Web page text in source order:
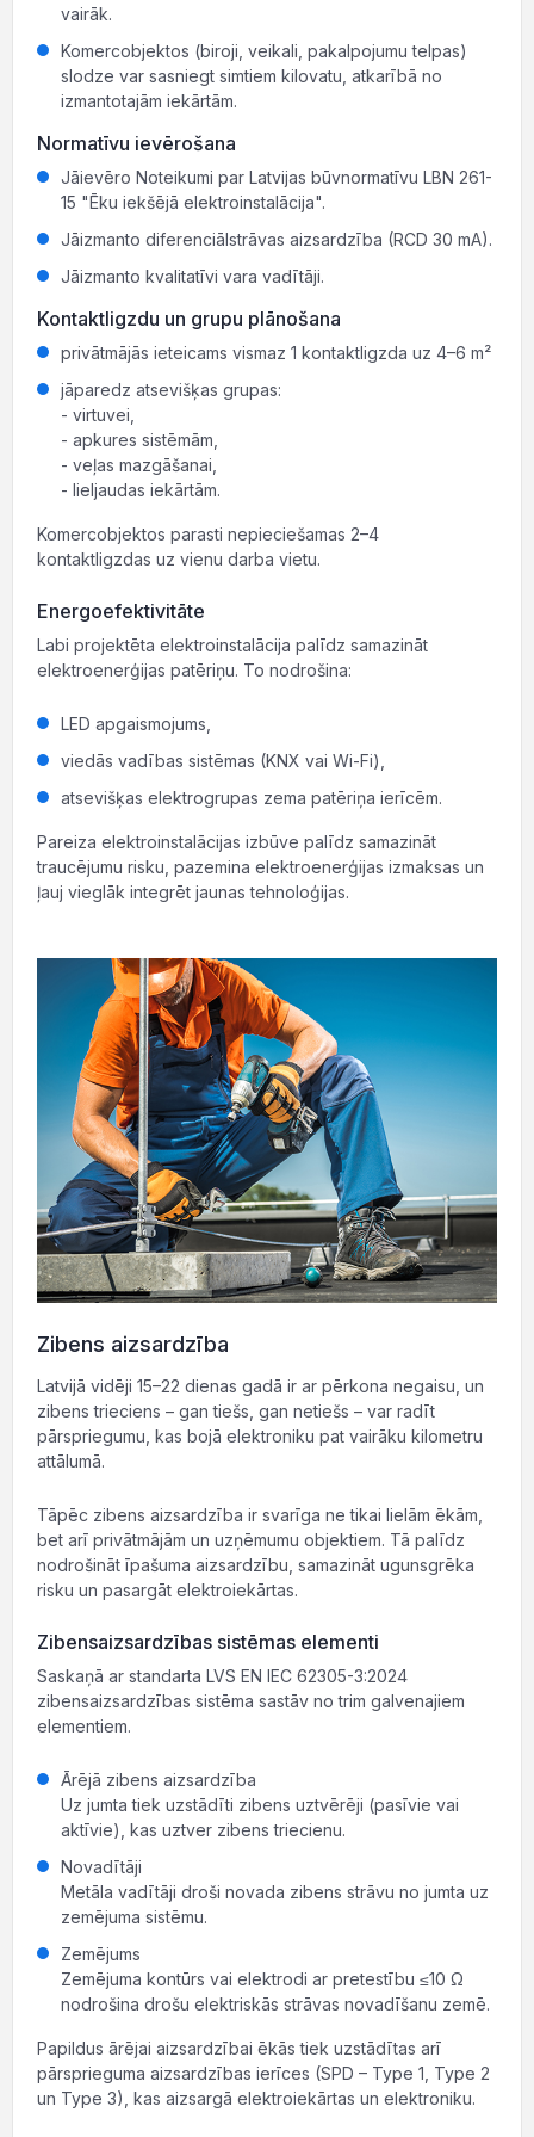
vairāk.
Komercobjektos (biroji, veikali, pakalpojumu telpas)
slodze var sasniegt simtiem kilovatu, atkarībā no
izmantotajām iekārtām.
Normatīvu ievērošana
Jāievēro Noteikumi par Latvijas būvnormatīvu LBN 261-
15 "Ēku iekšējā elektroinstalācija".
Jāizmanto diferenciālstrāvas aizsardzība (RCD 30 mA).
Jāizmanto kvalitatīvi vara vadītāji.
Kontaktligzdu un grupu plānošana
privātmājās ieteicams vismaz 1 kontaktligzda uz 4–6 m²
jāparedz atsevišķas grupas:
- virtuvei,
- apkures sistēmām,
- veļas mazgāšanai,
- lieljaudas iekārtām.
Komercobjektos parasti nepieciešamas 2–4
kontaktligzdas uz vienu darba vietu.
Energoefektivitāte
Labi projektēta elektroinstalācija palīdz samazināt
elektroenerģijas patēriņu. To nodrošina:
LED apgaismojums,
viedās vadības sistēmas (KNX vai Wi-Fi),
atsevišķas elektrogrupas zema patēriņa ierīcēm.
Pareiza elektroinstalācijas izbūve palīdz samazināt
traucējumu risku, pazemina elektroenerģijas izmaksas un
ļauj vieglāk integrēt jaunas tehnoloģijas.
Zibens aizsardzība
Latvijā vidēji 15–22 dienas gadā ir ar pērkona negaisu, un
zibens trieciens – gan tiešs, gan netiešs – var radīt
pārspriegumu, kas bojā elektroniku pat vairāku kilometru
attālumā.
Tāpēc zibens aizsardzība ir svarīga ne tikai lielām ēkām,
bet arī privātmājām un uzņēmumu objektiem. Tā palīdz
nodrošināt īpašuma aizsardzību, samazināt ugunsgrēka
risku un pasargāt elektroiekārtas.
Zibensaizsardzības sistēmas elementi
Saskaņā ar standarta LVS EN IEC 62305-3:2024
zibensaizsardzības sistēma sastāv no trim galvenajiem
elementiem.
Ārējā zibens aizsardzība
Uz jumta tiek uzstādīti zibens uztvērēji (pasīvie vai
aktīvie), kas uztver zibens triecienu.
Novadītāji
Metāla vadītāji droši novada zibens strāvu no jumta uz
zemējuma sistēmu.
Zemējums
Zemējuma kontūrs vai elektrodi ar pretestību ≤10 Ω
nodrošina drošu elektriskās strāvas novadīšanu zemē.
Papildus ārējai aizsardzībai ēkās tiek uzstādītas arī
pārsprieguma aizsardzības ierīces (SPD – Type 1, Type 2
un Type 3), kas aizsargā elektroiekārtas un elektroniku.